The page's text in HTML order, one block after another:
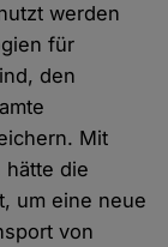
werden
für
den
Mit
hätte die
um eine neue
von